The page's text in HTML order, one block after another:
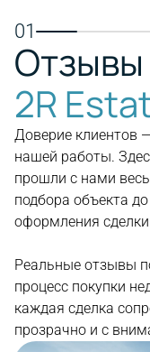
01
Отзывы
2R
Доверие клиентов
нашей работы.
прошли с нами
подбора объекта
оформления
Реальные отзывы
процесс покупки
каждая сделка
прозрачно и с